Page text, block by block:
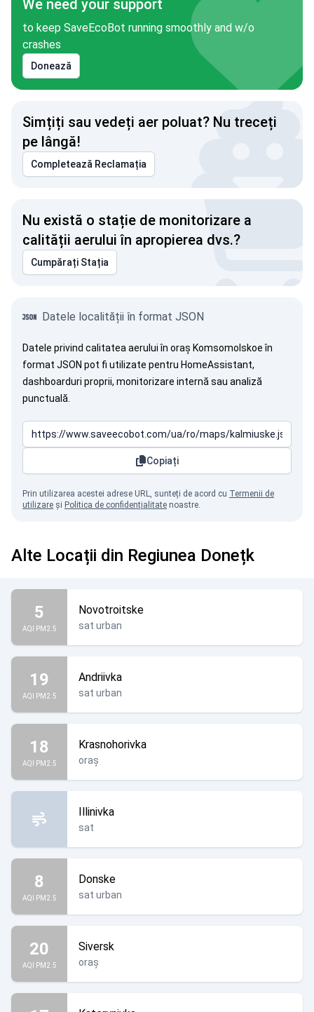
We need your support
to keep SaveEcoBot running smoothly and w/o
crashes
Donează
Simțiți sau vedeți aer poluat? Nu treceți
pe lângă!
Completează Reclamația
Nu există o stație de monitorizare a
calității aerului în apropierea dvs.?
Cumpărați Stația
Datele localității în format JSON
Datele privind calitatea aerului în oraș Komsomolskoe în
format JSON pot fi utilizate pentru HomeAssistant,
dashboarduri proprii, monitorizare internă sau analiză
punctuală.
Copiați
Prin utilizarea acestei adrese URL, sunteți de acord cu Termenii de
utilizare și Politica de confidențialitate noastre.
Alte Locații din Regiunea Donețk
5
AQI PM2.5
Novotroitske
sat urban
19
AQI PM2.5
Andriivka
sat urban
18
AQI PM2.5
Krasnohorivka
oraș
Illinivka
sat
8
AQI PM2.5
Donske
sat urban
20
AQI PM2.5
Siversk
oraș